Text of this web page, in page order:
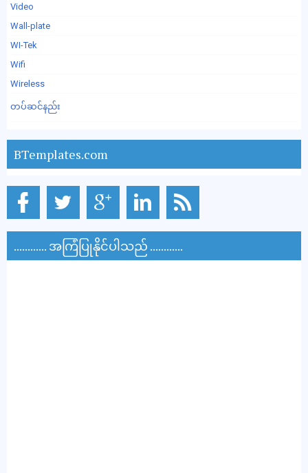
Video
Wall-plate
WI-Tek
Wifi
Wireless
တပ်ဆင်နည်း
BTemplates.com
............ အကြံပြုနိုင်ပါသည် ............